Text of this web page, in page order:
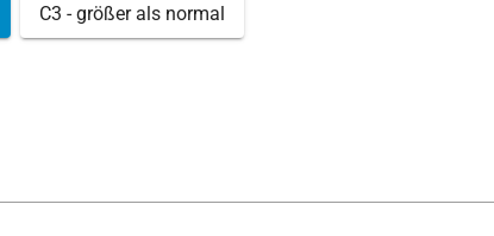
C3 - größer als normal